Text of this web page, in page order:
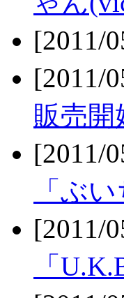
[2011/
[2011/
販売開
[2011/
「ぶ
[2011/
「